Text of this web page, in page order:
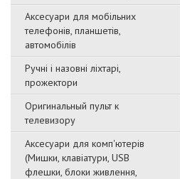
Аксесуари для мобільних
телефонів, планшетів,
автомобілів
Ручні і назовні ліхтарі,
прожектори
Оригинальный пульт к
телевизору
Аксесуари для комп'ютерів
(Мишки, клавіатури, USB
флешки, блоки живлення,